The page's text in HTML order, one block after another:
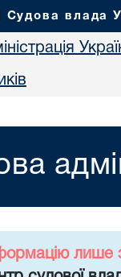
Судова влада
лише